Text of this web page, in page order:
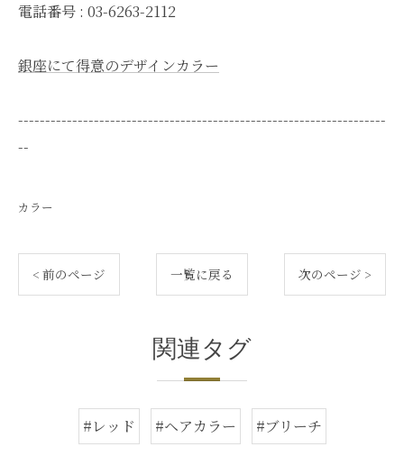
電話番号 : 03-6263-2112
銀座にて得意のデザインカラー
--------------------------------------------------------------------
--
カラー
< 前のページ 一覧に戻る 次のページ >
関連タグ
#レッド #ヘアカラー #ブリーチ